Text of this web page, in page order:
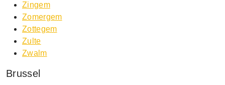
Zingem
Zomergem
Zottegem
Zulte
Zwalm
Brussel